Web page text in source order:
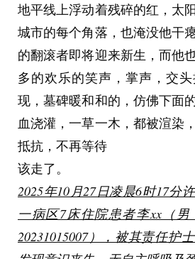
地平线上浮动着残碎的红，太
城市的每个角落，也淹没他干
的翻滚者即将迎来新生，而他
多的欢乐的笑声，掌声，交
现，墓碑暖和和的，仿佛下面
血浇灌，一草一木，都被渲染
抵抗，不再等待
该走了。
2025年10月27日凌晨6时17分
一病区7床住院患者李xx（男
20231015007），被其责任护